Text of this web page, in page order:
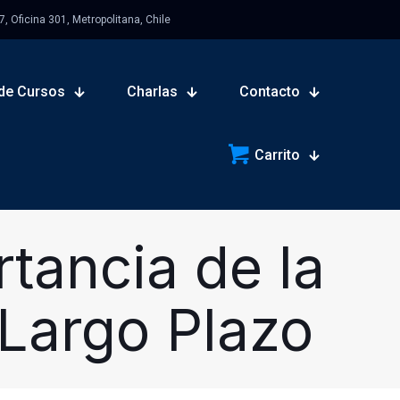
Oficina 301, Metropolitana, Chile
Cursos Charlas Contacto
Carrito
de la
Plazo